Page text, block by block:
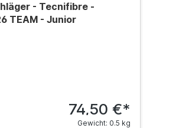
- Tecnifibre -
TEAM - Junior
74,50 €*
Gewicht: 0.5 kg